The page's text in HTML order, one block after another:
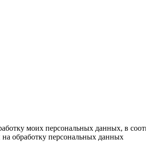
моих персональных данных, в
обработку персональных данных